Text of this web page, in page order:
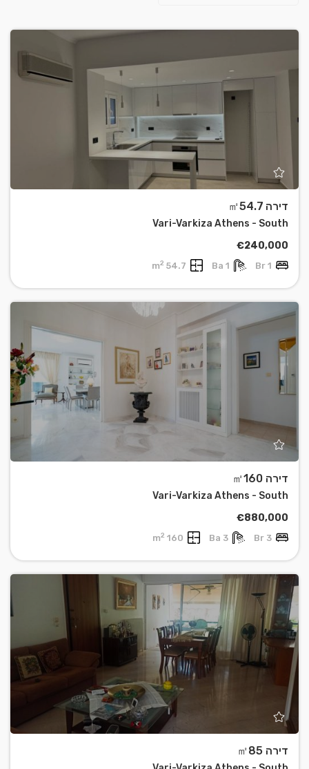
דירה ㎡54.7
Vari-Varkiza Athens - South
€240,000
1 Br
1 Ba
54.7 m
2
דירה ㎡160
Vari-Varkiza Athens - South
€880,000
3 Br
3 Ba
160 m
2
דירה ㎡85